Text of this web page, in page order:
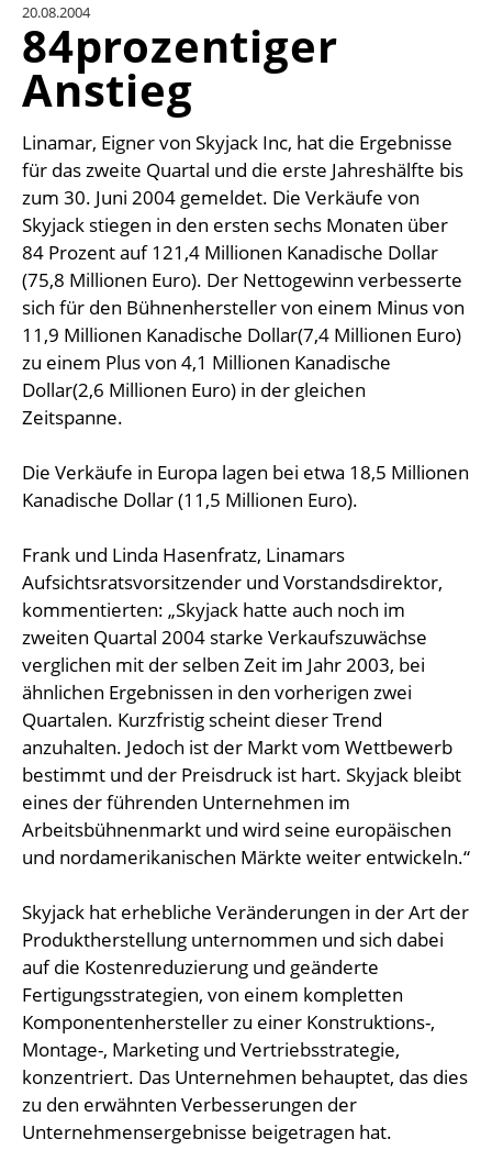
EINHEITENKONVERTER
KONTAKT
20.08.2004
84prozentiger
Anstieg
Linamar, Eigner von Skyjack Inc, hat die Ergebnisse
für das zweite Quartal und die erste Jahreshälfte bis
zum 30. Juni 2004 gemeldet. Die Verkäufe von
Skyjack stiegen in den ersten sechs Monaten über
84 Prozent auf 121,4 Millionen Kanadische Dollar
(75,8 Millionen Euro). Der Nettogewinn verbesserte
sich für den Bühnenhersteller von einem Minus von
11,9 Millionen Kanadische Dollar(7,4 Millionen Euro)
zu einem Plus von 4,1 Millionen Kanadische
Dollar(2,6 Millionen Euro) in der gleichen
Zeitspanne.
Die Verkäufe in Europa lagen bei etwa 18,5 Millionen
Kanadische Dollar (11,5 Millionen Euro).
Frank und Linda Hasenfratz, Linamars
Aufsichtsratsvorsitzender und Vorstandsdirektor,
kommentierten: „Skyjack hatte auch noch im
zweiten Quartal 2004 starke Verkaufszuwächse
verglichen mit der selben Zeit im Jahr 2003, bei
ähnlichen Ergebnissen in den vorherigen zwei
Quartalen. Kurzfristig scheint dieser Trend
anzuhalten. Jedoch ist der Markt vom Wettbewerb
bestimmt und der Preisdruck ist hart. Skyjack bleibt
eines der führenden Unternehmen im
Arbeitsbühnenmarkt und wird seine europäischen
und nordamerikanischen Märkte weiter entwickeln.“
Skyjack hat erhebliche Veränderungen in der Art der
Produktherstellung unternommen und sich dabei
auf die Kostenreduzierung und geänderte
Fertigungsstrategien, von einem kompletten
Komponentenhersteller zu einer Konstruktions-,
Montage-, Marketing und Vertriebsstrategie,
konzentriert. Das Unternehmen behauptet, das dies
zu den erwähnten Verbesserungen der
Unternehmensergebnisse beigetragen hat.